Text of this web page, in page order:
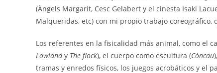
(Àngels Margarit, Cesc Gelabert y el cinesta Isaki
Malqueridas, etc) con mi propio trabajo
Los referentes en la fisicalidad más animal, como el
Lowlandy The flock), el cuerpo como escultura (Còncau
tramas y enredos físicos, los juegos acrobáticos y el